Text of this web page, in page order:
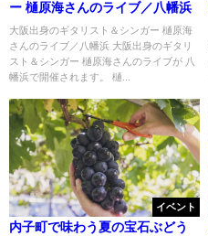
ー 樋原海さんのライブ／八幡浜
大阪出身のギタリスト＆シンガー 樋原海
さんのライブ／八幡浜 大阪出身のギタリ
スト＆シンガー 樋原海さんのライブが 八
幡浜で開催されます。 樋...
イベント
内子町で味わう夏の宝石ぶどう